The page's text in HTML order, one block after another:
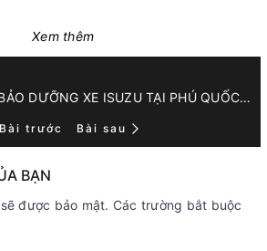
Xem thêm
CHUỖI LÁI THỬ VÀ BẢO DƯỠNG XE ISUZU TẠI PHÚ QUỐC - HÀ TIÊN | THÁNG 05.2025
Bài trước Bài sau
BẠN
được bảo mật. Các trường bắt buộc